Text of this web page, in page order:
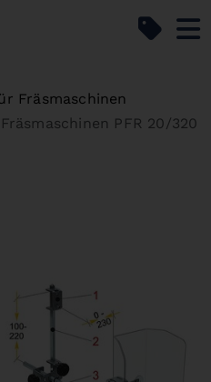
Fräsmaschinen
PFR 20/320